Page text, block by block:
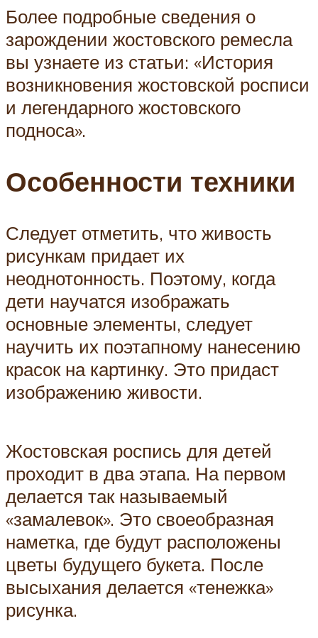
Более подробные сведения о
зарождении жостовского ремесла
вы узнаете из статьи: «История
возникновения жостовской росписи
и легендарного жостовского
подноса».
Особенности техники
Следует отметить, что живость
рисункам придает их
неоднотонность. Поэтому, когда
дети научатся изображать
основные элементы, следует
научить их поэтапному нанесению
красок на картинку. Это придаст
изображению живости.
Жостовская роспись для детей
проходит в два этапа. На первом
делается так называемый
«замалевок». Это своеобразная
наметка, где будут расположены
цветы будущего букета. После
высыхания делается «тенежка»
рисунка.